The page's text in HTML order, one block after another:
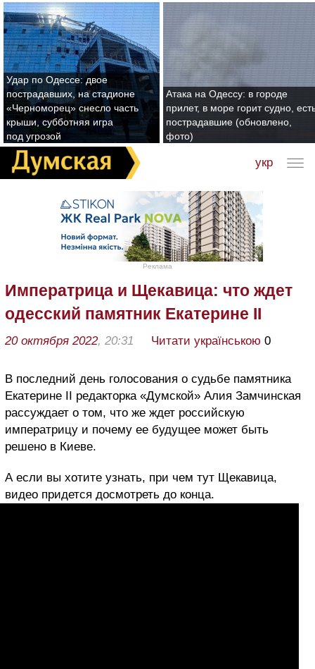
Удар по Одессе: двое
пострадавших, на стадионе
«Черноморец» снесло часть
крыши, субботняя игра
под угрозой
Атака на Одессу: в городе
прилет, в море горит судно,
пострадавшие (обновлено,
фото)
укр
Реклама
Императрица и Щекавица: что ждет
одесский памятник Екатерине ІІ
20 октября 2022, 20:31 Читати українською 0
В последний день голосования о судьбе памятника
Екатерине ІІ редакторка «Думской» Алия Замчинская
рассуждает о том, что же ждет российскую
императрицу и почему ее будущее может быть
решено в Киеве.
А если вы хотите узнать, при чем тут Щекавица,
видео придется досмотреть до конца.